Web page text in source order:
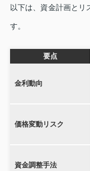
以下は、資金計画とリ
す。
要点
金利動向
価格変動リスク
資金調整手法